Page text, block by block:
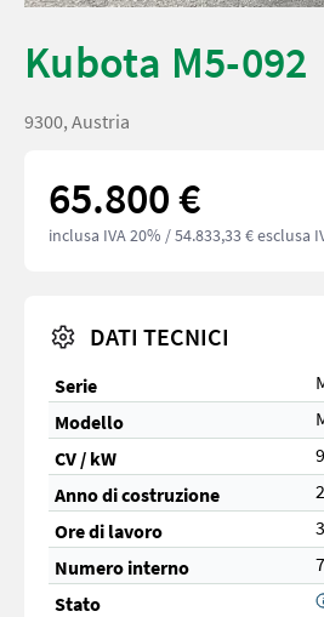
Kubota M5-092
9300, Austria
65.800 €
inclusa IVA 20% / 54.833,33 € esclusa
DATI TECNICI
Serie
Modello
CV / kW
Anno di costruzione
Ore di lavoro
Numero interno
Stato